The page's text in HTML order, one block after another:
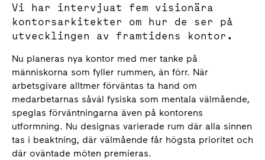
Vi har intervjuat fem visionära
kontorsarkitekter om hur de ser på
utvecklingen av framtidens kontor.
Nu planeras nya kontor med mer tanke på
människorna som fyller rummen, än förr. När
arbetsgivare alltmer förväntas ta hand om
medarbetarnas såväl fysiska som mentala välmående,
speglas förväntningarna även på kontorens
utformning. Nu designas varierade rum där alla sinnen
tas i beaktning, där välmående får högsta prioritet och
där oväntade möten premieras.